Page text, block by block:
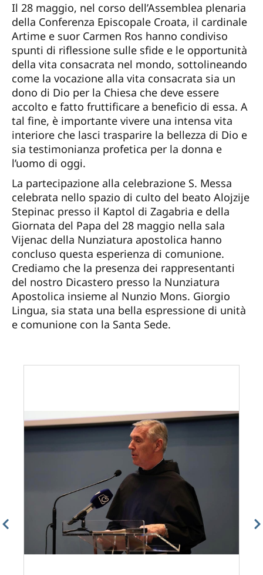
Il 28 maggio, nel corso dell’Assemblea plenaria
della Conferenza Episcopale Croata, il cardinale
Artime e suor Carmen Ros hanno condiviso
spunti di riflessione sulle sfide e le opportunità
della vita consacrata nel mondo, sottolineando
come la vocazione alla vita consacrata sia un
dono di Dio per la Chiesa che deve essere
accolto e fatto fruttificare a beneficio di essa. A
tal fine, è importante vivere una intensa vita
interiore che lasci trasparire la bellezza di Dio e
sia testimonianza profetica per la donna e
l’uomo di oggi.
La partecipazione alla celebrazione S. Messa
celebrata nello spazio di culto del beato Alojzije
Stepinac presso il Kaptol di Zagabria e della
Giornata del Papa del 28 maggio nella sala
Vijenac della Nunziatura apostolica hanno
concluso questa esperienza di comunione.
Crediamo che la presenza dei rappresentanti
del nostro Dicastero presso la Nunziatura
Apostolica insieme al Nunzio Mons. Giorgio
Lingua, sia stata una bella espressione di unità
e comunione con la Santa Sede.